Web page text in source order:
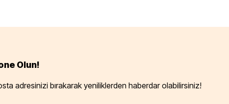
Olun!
adresinizi bırakarak yeniliklerden haberdar olabilirsiniz!